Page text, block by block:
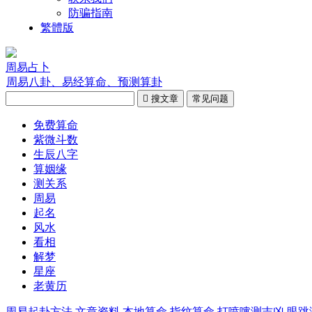
防骗指南
繁體版
周易占卜
周易八卦、易经算命、预测算卦
 搜文章 常见问题
免费算命
紫微斗数
生辰八字
算姻缘
测关系
周易
起名
风水
看相
解梦
星座
老黄历